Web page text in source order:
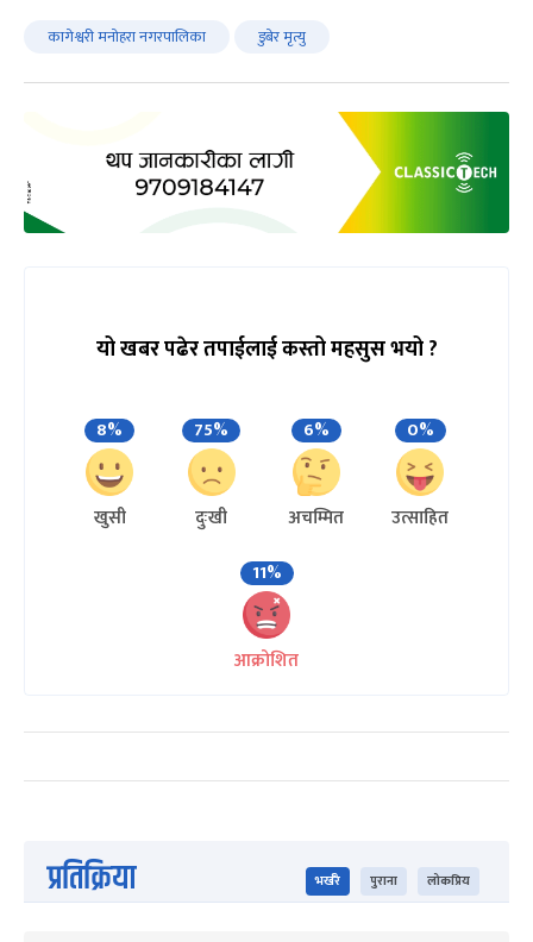
कागेश्वरी मनोहरा नगरपालिका डुबेर मृत्यु
यो खबर पढेर तपाईलाई कस्तो महसुस भयो ?
8%
खुसी
75%
दुःखी
6%
अचम्मित
0%
उत्साहित
11%
आक्रोशित
प्रतिक्रिया भर्खरै पुराना लोकप्रिय